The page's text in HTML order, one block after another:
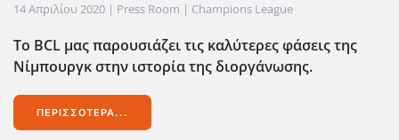
14 Απριλίου 2020 | Press Room | Champions League
Το BCL μας παρουσιάζει τις καλύτερες φάσεις της
Νίμπουργκ στην ιστορία της διοργάνωσης.
ΠΕΡΙΣΣΌΤΕΡΑ...